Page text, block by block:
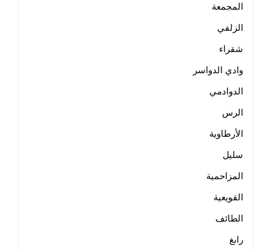
المجمعة
الزلفي
شقراء
وادي الدواسر
الدوادمي
الرس
الأرطاوية
سليل
المزاحمية
القويعية
الطائف
رابغ